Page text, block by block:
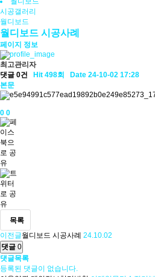
시공갤러리
월디보드
월디보드 시공사례
페이지 정보
최고관리자
댓글 0건
Hit 498회
Date 24-10-02 17:28
본문
0 0
목록
이전글월디보드 시공사례 24.10.02
댓글 0
댓글목록
등록된 댓글이 없습니다.